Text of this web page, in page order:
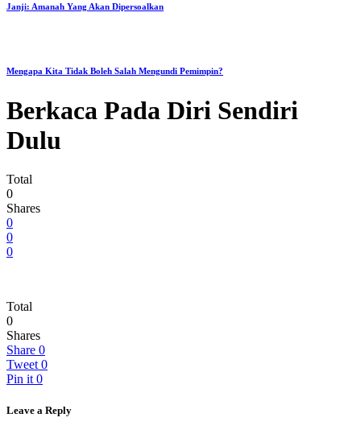
Janji: Amanah Yang Akan Dipersoalkan
Mengapa Kita Tidak Boleh Salah Mengundi Pemimpin?
Berkaca Pada Diri Sendiri
Dulu
Total
0
Shares
0
0
0
Total
0
Shares
Share 0
Tweet 0
Pin it 0
Leave a Reply